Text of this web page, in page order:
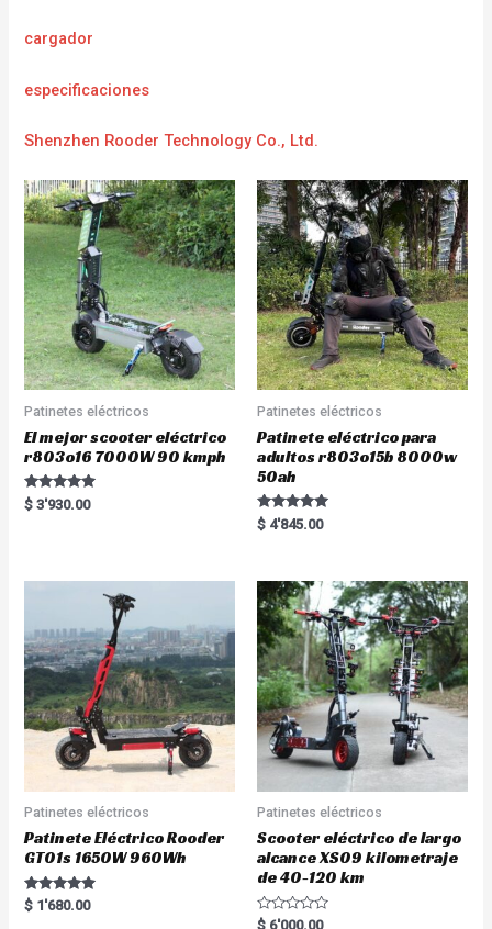
cargador
especificaciones
Shenzhen Rooder Technology Co., Ltd.
Patinetes eléctricos
El mejor scooter eléctrico
r803o16 7000W 90 kmph
Rated
5.00
$ 3'930.00
Patinetes eléctricos
Patinete eléctrico para
adultos r803o15b 8000w
50ah
Rated
5.00
$ 4'845.00
Patinetes eléctricos
Patinete Eléctrico Rooder
GT01s 1650W 960Wh
Rated
5.00
$ 1'680.00
Patinetes eléctricos
Scooter eléctrico de largo
alcance XS09 kilometraje
de 40-120 km
R
$ 6'000.00